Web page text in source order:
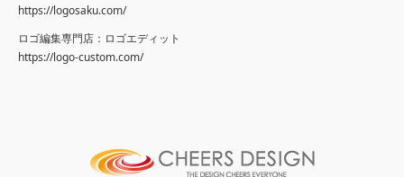
https://logosaku.com/
ロゴ編集専門店：ロゴエディット
https://logo-custom.com/